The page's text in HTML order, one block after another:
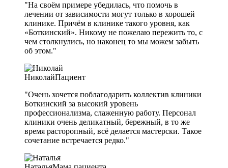
"На своём примере убедилась, что помочь в
лечении от зависимости могут только в хорошей
клинике. Причём в клинике такого уровня, как
«Боткинский». Никому не пожелаю пережить то, с
чем столкнулись, но наконец то мы можем забыть
об этом."
НиколайПациент
"Очень хочется поблагодарить коллектив клиники
Боткинский за высокий уровень
профессионализма, слаженную работу. Персонал
клиники очень деликатный, бережный, в то же
время расторопный, всё делается мастерски. Такое
сочетание встречается редко."